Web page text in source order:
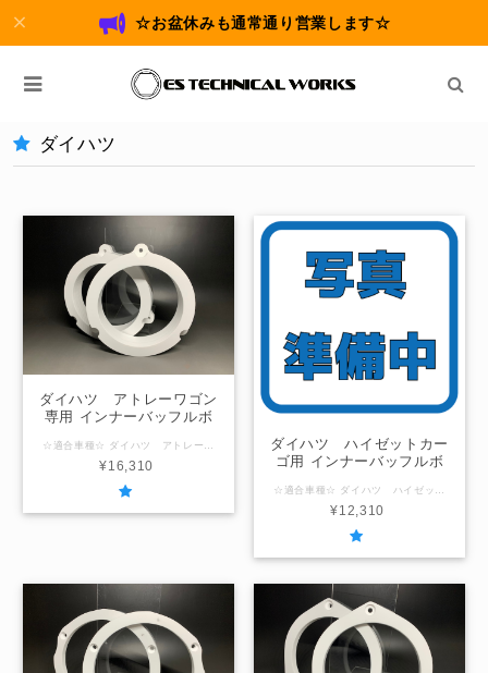
☆お盆休みも通常通り営業します☆
ダイハツ
ダイハツ アトレーワゴン
専用 インナーバッフルボ
¥16,310
ダイハツ ハイゼットカー
ゴ用 インナーバッフルボ
¥12,310